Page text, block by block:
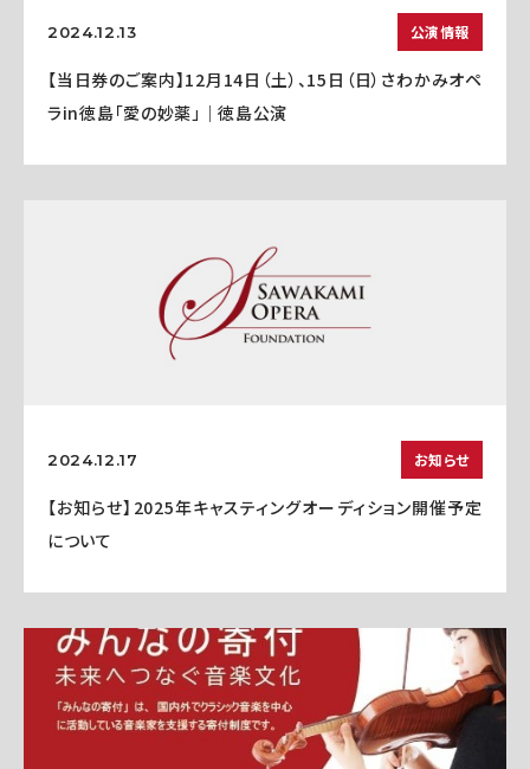
2024.12.13 公演情報
【当日券のご案内】12月14日（土）、15日（日）さわかみオペ
ラin徳島「愛の妙薬」｜徳島公演
2024.12.17 お知らせ
【お知らせ】2025年キャスティングオーディション開催予定
について